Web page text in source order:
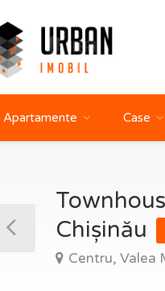
Apartamente Case
Chișinău
Centru, Valea